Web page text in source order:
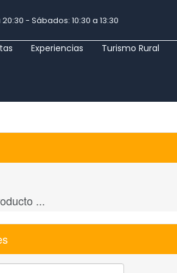
- Sábados: 10:30 a 13:30
Experiencias Turismo Rural
...